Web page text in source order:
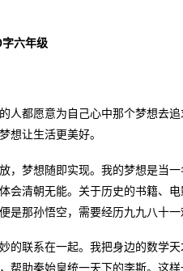
六年级
人都愿意为自己心中那个梦想去
想让生活更美好。
，梦想随即实现。我的梦想是当
会清朝无能。关于历史的书籍、
是那孙悟空，需要经历九九八十一
的联系在一起。我把身边的数学
帮助秦始皇统一天下的李斯。这样